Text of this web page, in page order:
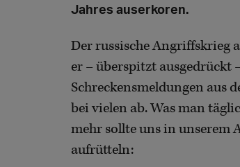
Jahres auserkoren.
Der russische Angriffskrieg
er – überspitzt ausgedrückt
Schreckensmeldungen aus
bei vielen ab. Was man
mehr sollte uns in unserem
aufrütteln: